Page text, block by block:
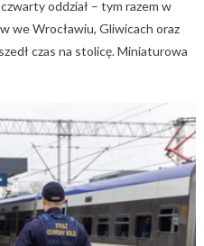
oddział – tym razem w
we Wrocławiu, Gliwicach oraz
czas na stolicę. Miniaturowa